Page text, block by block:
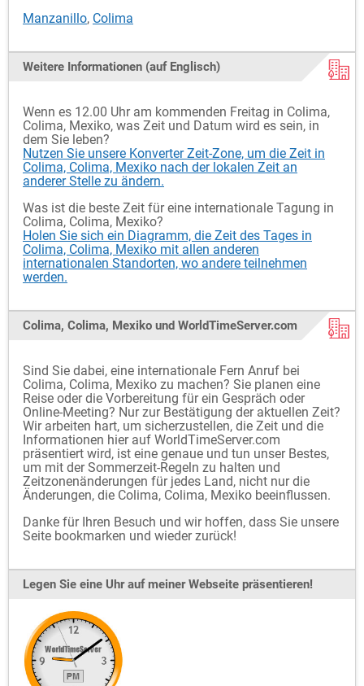
Manzanillo, Colima
Weitere Informationen (auf Englisch)
Wenn es 12.00 Uhr am kommenden Freitag in Colima,
Colima, Mexiko, was Zeit und Datum wird es sein, in
dem Sie leben?
Nutzen Sie unsere Konverter Zeit-Zone, um die Zeit in
Colima, Colima, Mexiko nach der lokalen Zeit an
anderer Stelle zu ändern.
Was ist die beste Zeit für eine internationale Tagung in
Colima, Colima, Mexiko?
Holen Sie sich ein Diagramm, die Zeit des Tages in
Colima, Colima, Mexiko mit allen anderen
internationalen Standorten, wo andere teilnehmen
werden.
Colima, Colima, Mexiko und WorldTimeServer.com
Sind Sie dabei, eine internationale Fern Anruf bei
Colima, Colima, Mexiko zu machen? Sie planen eine
Reise oder die Vorbereitung für ein Gespräch oder
Online-Meeting? Nur zur Bestätigung der aktuellen Zeit?
Wir arbeiten hart, um sicherzustellen, die Zeit und die
Informationen hier auf WorldTimeServer.com
präsentiert wird, ist eine genaue und tun unser Bestes,
um mit der Sommerzeit-Regeln zu halten und
Zeitzonenänderungen für jedes Land, nicht nur die
Änderungen, die Colima, Colima, Mexiko beeinflussen.
Danke für Ihren Besuch und wir hoffen, dass Sie unsere
Seite bookmarken und wieder zurück!
Legen Sie eine Uhr auf meiner Webseite präsentieren!